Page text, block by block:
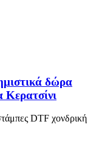
δώρα
Κερατσίνι
DTF χονδρική